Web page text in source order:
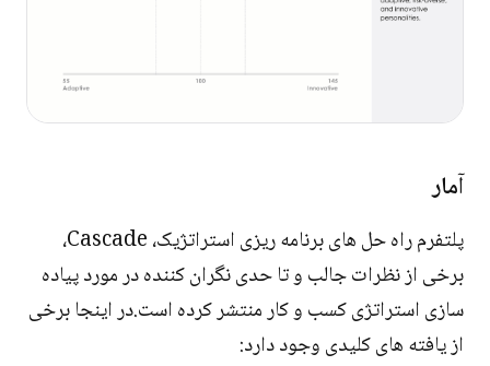
آمار
پلتفرم راه حل های برنامه ریزی استراتژیک، Cascade،
برخی از نظرات جالب و تا حدی نگران کننده در مورد پیاده
سازی استراتژی کسب و کار منتشر کرده است.در اینجا برخی
از یافته های کلیدی وجود دارد: